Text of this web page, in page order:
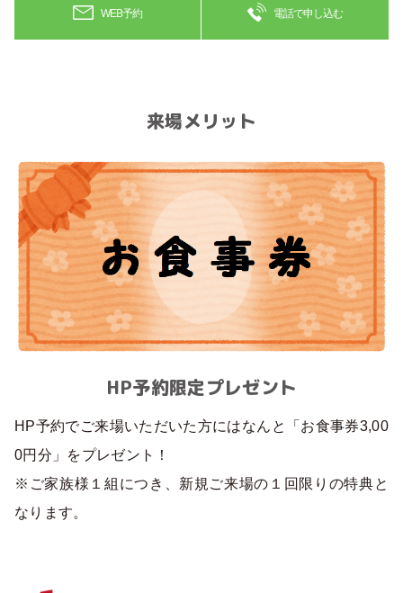
WEB予約 電話で申し込む
来場メリット
HP予約限定プレゼント
HP予約でご来場いただいた方にはなんと「お食事券3,00
0円分」をプレゼント！
※ご家族様１組につき、新規ご来場の１回限りの特典と
なります。